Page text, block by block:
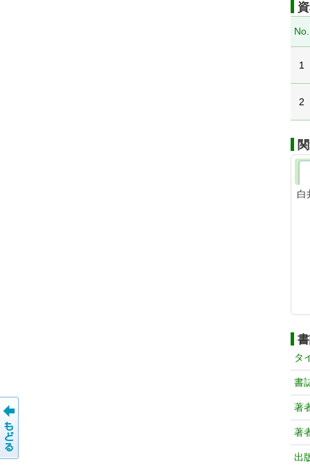
No.
1
2
白
タ
書
著
著
出